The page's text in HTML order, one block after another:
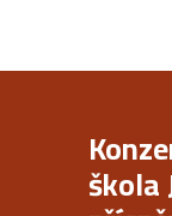
škola